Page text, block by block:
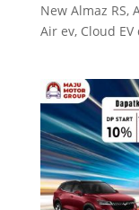
New Almaz RS,
Air ev, Cloud EV